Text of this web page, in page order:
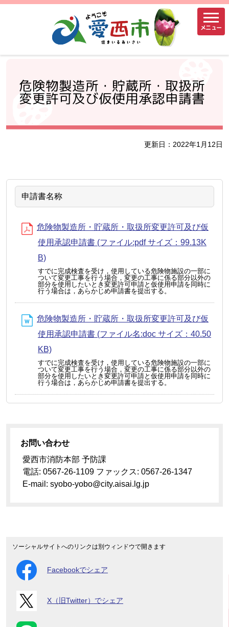
メニュー
危険物製造所・貯蔵所・取扱所
変更許可及び仮使用承認申請書
更新日：2022年1月12日
申請書名称
危険物製造所・貯蔵所・取扱所変更許可及び仮
使用承認申請書 (ファイル:pdf サイズ：99.13K
B)
すでに完成検査を受け，使用している危険物施設の一部に
ついて変更工事を行う場合，変更の工事に係る部分以外の
部分を使用したいとき変更許可申請と仮使用申請を同時に
行う場合は，あらかじめ申請書を提出する。
危険物製造所・貯蔵所・取扱所変更許可及び仮
使用承認申請書 (ファイル名:doc サイズ：40.50
KB)
すでに完成検査を受け，使用している危険物施設の一部に
ついて変更工事を行う場合，変更の工事に係る部分以外の
部分を使用したいとき変更許可申請と仮使用申請を同時に
行う場合は，あらかじめ申請書を提出する。
お問い合わせ
愛西市消防本部 予防課
電話: 0567-26-1109 ファックス: 0567-26-1347
E-mail: syobo-yobo@city.aisai.lg.jp
ソーシャルサイトへのリンクは別ウィンドウで開きます
Facebookでシェア
X（旧Twitter）でシェア